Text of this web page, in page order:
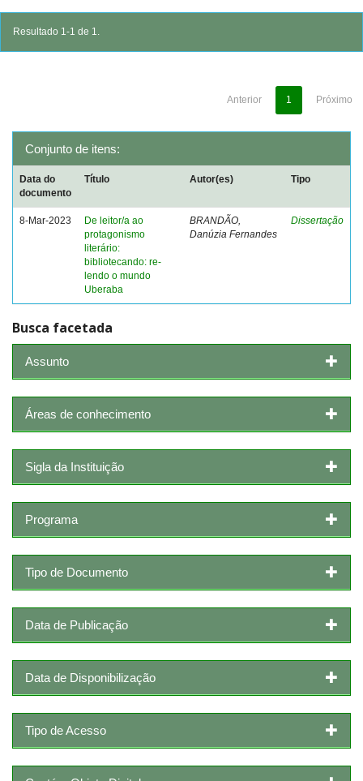
Resultado 1-1 de 1.
Anterior 1 Próximo
Conjunto de itens:
Data do
documento
Título Autor(es) Tipo
8-Mar-2023
De leitor/a ao
protagonismo
literário:
bibliotecando: re-
lendo o mundo
Uberaba
BRANDÃO,
Danúzia Fernandes
Dissertação
Busca facetada
Assunto
Áreas de conhecimento
Sigla da Instituição
Programa
Tipo de Documento
Data de Publicação
Data de Disponibilização
Tipo de Acesso